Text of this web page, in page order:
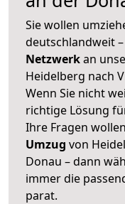
Sie wollen
deutschlandweit
Netzwerkan
Heidelberg nach
Wenn Sie nicht
richtige Lösung
Ihre Fragen
Umzug von
Donau – dann
immer die
parat.